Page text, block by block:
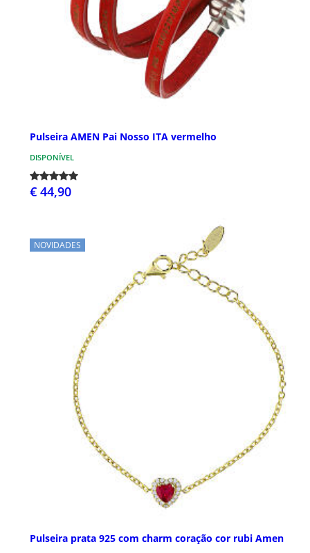
Pulseira AMEN Pai Nosso ITA vermelho
DISPONÍVEL
€ 44,90
NOVIDADES
Pulseira prata 925 com charm coração cor rubi Amen